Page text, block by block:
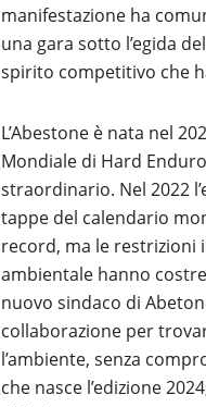
manifestazione ha
una gara sotto l’egida
spirito competitivo che
L’Abestone è nata nel
Mondiale di Hard
straordinario. Nel 2022
tappe del calendario
record, ma le restrizioni
ambientale hanno
nuovo sindaco di
collaborazione per
l’ambiente, senza
che nasce l’edizione